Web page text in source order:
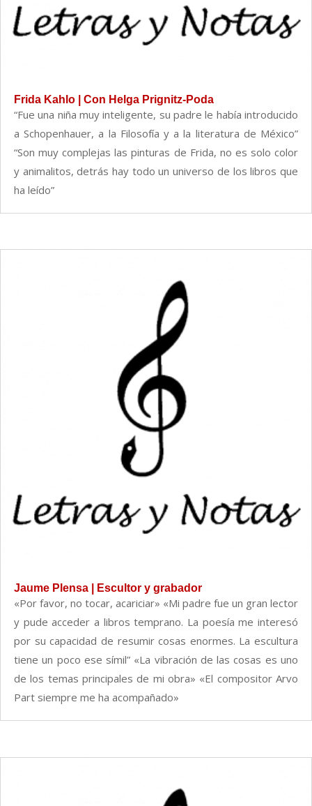
Frida Kahlo | Con Helga Prignitz-Poda
“Fue una niña muy inteligente, su padre le había introducido
a Schopenhauer, a la Filosofía y a la literatura de México”
“Son muy complejas las pinturas de Frida, no es solo color
y animalitos, detrás hay todo un universo de los libros que
ha leído”
Jaume Plensa | Escultor y grabador
«Por favor, no tocar, acariciar» «Mi padre fue un gran lector
y pude acceder a libros temprano. La poesía me interesó
por su capacidad de resumir cosas enormes. La escultura
tiene un poco ese símil” «La vibración de las cosas es uno
de los temas principales de mi obra» «El compositor Arvo
Part siempre me ha acompañado»